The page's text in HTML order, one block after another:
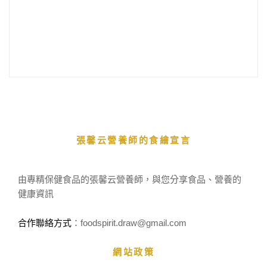
張馨云營養師的食繪宣言
由專精保健食品的張馨云營養師，與您分享食品、營養的
健康資訊
合作聯絡方式 ：foodspirit.draw@gmail.com
網站政策